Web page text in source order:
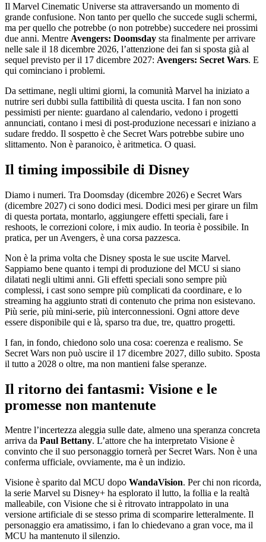
Il Marvel Cinematic Universe sta attraversando un momento di
grande confusione. Non tanto per quello che succede sugli schermi,
ma per quello che potrebbe (o non potrebbe) succedere nei prossimi
due anni. Mentre Avengers: Doomsday sta finalmente per arrivare
nelle sale il 18 dicembre 2026, l’attenzione dei fan si sposta già al
sequel previsto per il 17 dicembre 2027: Avengers: Secret Wars. E
qui cominciano i problemi.
Da settimane, negli ultimi giorni, la comunità Marvel ha iniziato a
nutrire seri dubbi sulla fattibilità di questa uscita. I fan non sono
pessimisti per niente: guardano al calendario, vedono i progetti
annunciati, contano i mesi di post-produzione necessari e iniziano a
sudare freddo. Il sospetto è che Secret Wars potrebbe subire uno
slittamento. Non è paranoico, è aritmetica. O quasi.
Il timing impossibile di Disney
Diamo i numeri. Tra Doomsday (dicembre 2026) e Secret Wars
(dicembre 2027) ci sono dodici mesi. Dodici mesi per girare un film
di questa portata, montarlo, aggiungere effetti speciali, fare i
reshoots, le correzioni colore, i mix audio. In teoria è possibile. In
pratica, per un Avengers, è una corsa pazzesca.
Non è la prima volta che Disney sposta le sue uscite Marvel.
Sappiamo bene quanto i tempi di produzione del MCU si siano
dilatati negli ultimi anni. Gli effetti speciali sono sempre più
complessi, i cast sono sempre più complicati da coordinare, e lo
streaming ha aggiunto strati di contenuto che prima non esistevano.
Più serie, più mini-serie, più interconnessioni. Ogni attore deve
essere disponibile qui e là, sparso tra due, tre, quattro progetti.
I fan, in fondo, chiedono solo una cosa: coerenza e realismo. Se
Secret Wars non può uscire il 17 dicembre 2027, dillo subito. Sposta
il tutto a 2028 o oltre, ma non mantieni false speranze.
Il ritorno dei fantasmi: Visione e le
promesse non mantenute
Mentre l’incertezza aleggia sulle date, almeno una speranza concreta
arriva da Paul Bettany. L’attore che ha interpretato Visione è
convinto che il suo personaggio tornerà per Secret Wars. Non è una
conferma ufficiale, ovviamente, ma è un indizio.
Visione è sparito dal MCU dopo WandaVision. Per chi non ricorda,
la serie Marvel su Disney+ ha esplorato il lutto, la follia e la realtà
malleabile, con Visione che si è ritrovato intrappolato in una
versione artificiale di se stesso prima di scomparire letteralmente. Il
personaggio era amatissimo, i fan lo chiedevano a gran voce, ma il
MCU ha mantenuto il silenzio.